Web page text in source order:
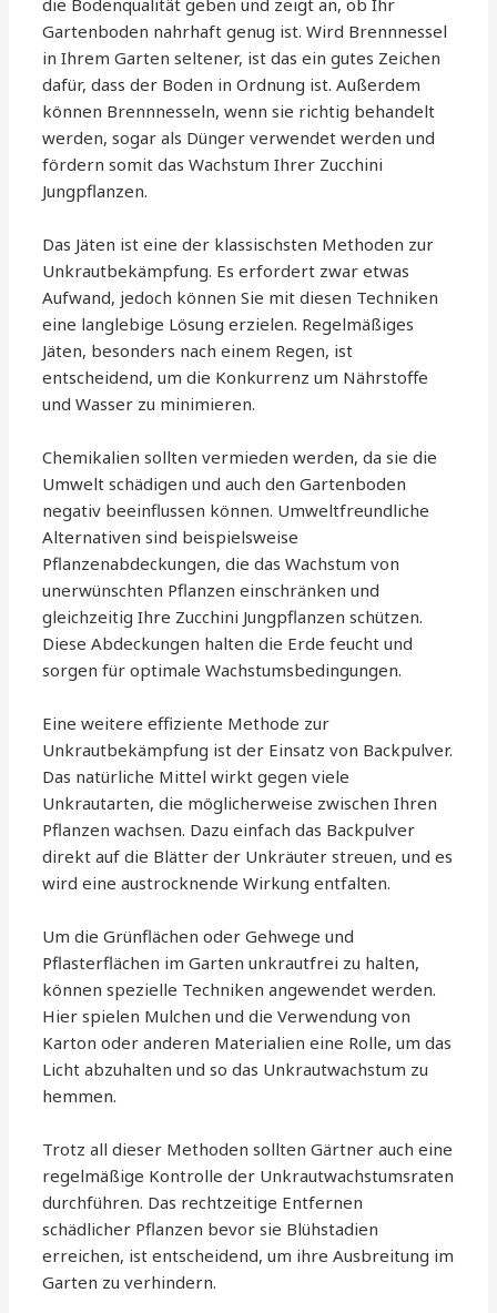
die Bodenqualität geben und zeigt an, ob Ihr
Gartenboden nahrhaft genug ist. Wird Brennnessel
in Ihrem Garten seltener, ist das ein gutes Zeichen
dafür, dass der Boden in Ordnung ist. Außerdem
können Brennnesseln, wenn sie richtig behandelt
werden, sogar als Dünger verwendet werden und
fördern somit das Wachstum Ihrer Zucchini
Jungpflanzen.
Das Jäten ist eine der klassischsten Methoden zur
Unkrautbekämpfung. Es erfordert zwar etwas
Aufwand, jedoch können Sie mit diesen Techniken
eine langlebige Lösung erzielen. Regelmäßiges
Jäten, besonders nach einem Regen, ist
entscheidend, um die Konkurrenz um Nährstoffe
und Wasser zu minimieren.
Chemikalien sollten vermieden werden, da sie die
Umwelt schädigen und auch den Gartenboden
negativ beeinflussen können. Umweltfreundliche
Alternativen sind beispielsweise
Pflanzenabdeckungen, die das Wachstum von
unerwünschten Pflanzen einschränken und
gleichzeitig Ihre Zucchini Jungpflanzen schützen.
Diese Abdeckungen halten die Erde feucht und
sorgen für optimale Wachstumsbedingungen.
Eine weitere effiziente Methode zur
Unkrautbekämpfung ist der Einsatz von Backpulver.
Das natürliche Mittel wirkt gegen viele
Unkrautarten, die möglicherweise zwischen Ihren
Pflanzen wachsen. Dazu einfach das Backpulver
direkt auf die Blätter der Unkräuter streuen, und es
wird eine austrocknende Wirkung entfalten.
Um die Grünflächen oder Gehwege und
Pflasterflächen im Garten unkrautfrei zu halten,
können spezielle Techniken angewendet werden.
Hier spielen Mulchen und die Verwendung von
Karton oder anderen Materialien eine Rolle, um das
Licht abzuhalten und so das Unkrautwachstum zu
hemmen.
Trotz all dieser Methoden sollten Gärtner auch eine
regelmäßige Kontrolle der Unkrautwachstumsraten
durchführen. Das rechtzeitige Entfernen
schädlicher Pflanzen bevor sie Blühstadien
erreichen, ist entscheidend, um ihre Ausbreitung im
Garten zu verhindern.